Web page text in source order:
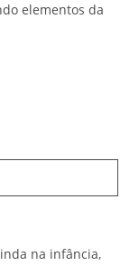
elementos da
na infância,